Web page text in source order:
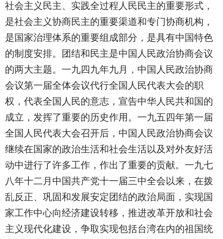
社会主义民主、实践全过程人民民主的重要形式，
是社会主义协商民主的重要渠道和专门协商机构，
是国家治理体系的重要组成部分，是具有中国特色
的制度安排。团结和民主是中国人民政治协商会议
的两大主题。一九四九年九月，中国人民政治协商
会议第一届全体会议代行全国人民代表大会的职
权，代表全国人民的意志，宣告中华人民共和国的
成立，发挥了重要的历史作用。一九五四年第一届
全国人民代表大会召开后，中国人民政治协商会议
继续在国家的政治生活和社会生活以及对外友好活
动中进行了许多工作，作出了重要的贡献。一九七
八年十二月中国共产党十一届三中全会以来，在拨
乱反正、巩固和发展安定团结的政治局面，实现国
家工作中心向经济建设转移，推进改革开放和社会
主义现代化建设，争取实现包括台湾在内的祖国统